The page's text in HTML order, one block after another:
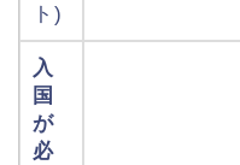
ト)
入
国
が
必